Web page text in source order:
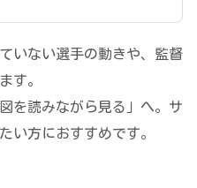
いない選手の動きや、監督
す。
を読みながら見る」へ。サ
い方におすすめです。